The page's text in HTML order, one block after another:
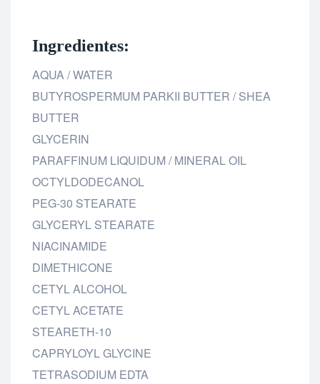
Ingredientes:
AQUA / WATER
BUTYROSPERMUM PARKII BUTTER / SHEA
BUTTER
GLYCERIN
PARAFFINUM LIQUIDUM / MINERAL OIL
OCTYLDODECANOL
PEG-30 STEARATE
GLYCERYL STEARATE
NIACINAMIDE
DIMETHICONE
CETYL ALCOHOL
CETYL ACETATE
STEARETH-10
CAPRYLOYL GLYCINE
TETRASODIUM EDTA